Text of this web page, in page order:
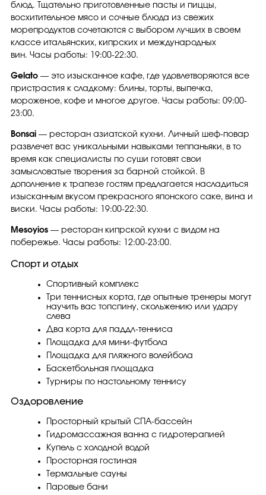
блюд. Тщательно приготовленные пасты и пиццы,
восхитительное мясо и сочные блюда из свежих
морепродуктов сочетаются с выбором лучших в своем
классе итальянских, кипрских и международных
вин. Часы работы: 19:00-22:30.
Gelato — это изысканное кафе, где удовлетворяются все
пристрастия к сладкому: блины, торты, выпечка,
мороженое, кофе и многое другое. Часы работы: 09:00-
23:00.
Bonsai — ресторан азиатской кухни. Личный шеф-повар
развлечет вас уникальными навыками теппаньяки, в то
время как специалисты по суши готовят свои
замысловатые творения за барной стойкой. В
дополнение к трапезе гостям предлагается насладиться
изысканным вкусом прекрасного японского саке, вина и
виски. Часы работы: 19:00-22:30.
Mesoyios — ресторан кипрской кухни с видом на
побережье. Часы работы: 12:00-23:00.
Спорт и отдых
Спортивный комплекс
Три теннисных корта, где опытные тренеры могут
научить вас топспину, скольжению или удару
слева
Два корта для паддл-тенниса
Площадка для мини-футбола
Площадка для пляжного волейбола
Баскетбольная площадка
Турниры по настольному теннису
Оздоровление
Просторный крытый СПА-бассейн
Гидромассажная ванна с гидротерапией
Купель с холодной водой
Просторная гостиная
Термальные сауны
Паровые бани